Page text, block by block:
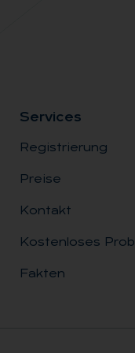
Ser­vices
Registrierung
Preise
Kontakt
Kostenloses
Fakten